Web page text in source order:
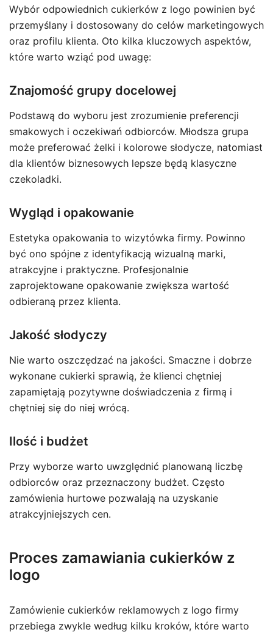
Wybór odpowiednich cukierków z logo powinien być
przemyślany i dostosowany do celów marketingowych
oraz profilu klienta. Oto kilka kluczowych aspektów,
które warto wziąć pod uwagę:
Znajomość grupy docelowej
Podstawą do wyboru jest zrozumienie preferencji
smakowych i oczekiwań odbiorców. Młodsza grupa
może preferować żelki i kolorowe słodycze, natomiast
dla klientów biznesowych lepsze będą klasyczne
czekoladki.
Wygląd i opakowanie
Estetyka opakowania to wizytówka firmy. Powinno
być ono spójne z identyfikacją wizualną marki,
atrakcyjne i praktyczne. Profesjonalnie
zaprojektowane opakowanie zwiększa wartość
odbieraną przez klienta.
Jakość słodyczy
Nie warto oszczędzać na jakości. Smaczne i dobrze
wykonane cukierki sprawią, że klienci chętniej
zapamiętają pozytywne doświadczenia z firmą i
chętniej się do niej wrócą.
Ilość i budżet
Przy wyborze warto uwzględnić planowaną liczbę
odbiorców oraz przeznaczony budżet. Często
zamówienia hurtowe pozwalają na uzyskanie
atrakcyjniejszych cen.
Proces zamawiania cukierków z
logo
Zamówienie cukierków reklamowych z logo firmy
przebiega zwykle według kilku kroków, które warto